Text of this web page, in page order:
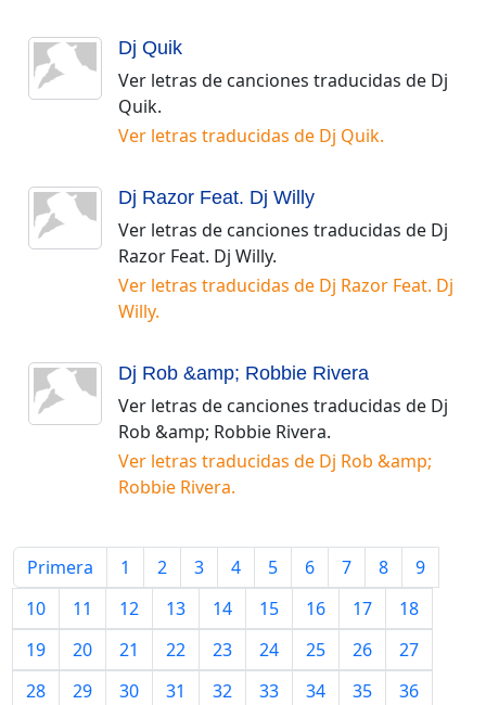
Dj Quik
Ver letras de canciones traducidas de Dj
Quik.
Ver letras traducidas de Dj Quik.
Dj Razor Feat. Dj Willy
Ver letras de canciones traducidas de Dj
Razor Feat. Dj Willy.
Ver letras traducidas de Dj Razor Feat. Dj
Willy.
Dj Rob &amp; Robbie Rivera
Ver letras de canciones traducidas de Dj
Rob &amp; Robbie Rivera.
Ver letras traducidas de Dj Rob &amp;
Robbie Rivera.
Primera 1 2 3 4 5 6 7 8
9
10
11 12 13 14 15 16 17
18
19
20 21 22 23 24 25 26
27
28
29 30 31 32 33 34 35
36